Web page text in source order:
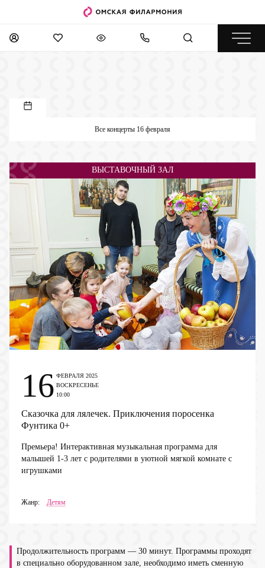
Все концерты 16 февраля
ВЫСТАВОЧНЫЙ ЗАЛ
Сказочка для лялечек. Приключения поросенка
Фунтика 0+
Премьера! Интерактивная музыкальная программа для
малышей 1-3 лет с родителями в уютной мягкой комнате с
игрушками
Жанр: Детям
16 ФЕВРАЛЯ 2025
ВОСКРЕСЕНЬЕ
10:00
Продолжительность программ — 30 минут. Программы проходят
в специально оборудованном зале, необходимо иметь сменную